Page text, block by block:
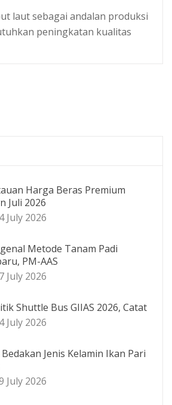
laut sebagai andalan produksi
peningkatan kualitas
Harga Beras Premium
Juli 2026
July 2026
Metode Tanam Padi
PM-AAS
July 2026
Shuttle Bus GIIAS 2026, Catat
July 2026
Jenis Kelamin Ikan Pari
July 2026